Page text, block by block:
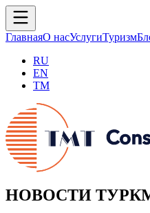
ГлавнаяО насУслугиТуризм
RU
EN
TM
НОВОСТИ